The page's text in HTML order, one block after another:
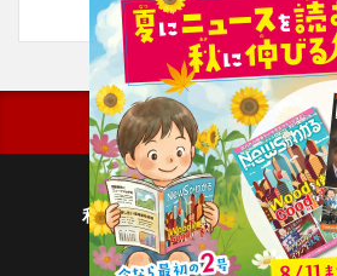
利用規約
プライバシーポリシ
個人情報について(毎日